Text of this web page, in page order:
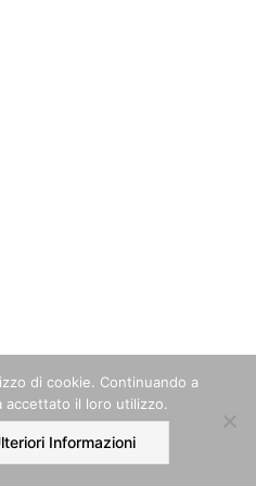
Account
di cookie. Continuando a
accettato il loro utilizzo.
Informazioni